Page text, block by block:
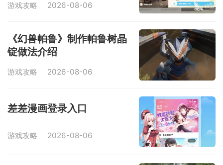
游戏攻略 2026-08-06
《幻兽帕鲁》制作帕鲁树晶
锭做法介绍
游戏攻略 2026-08-06
差差漫画登录入口
游戏攻略 2026-08-06